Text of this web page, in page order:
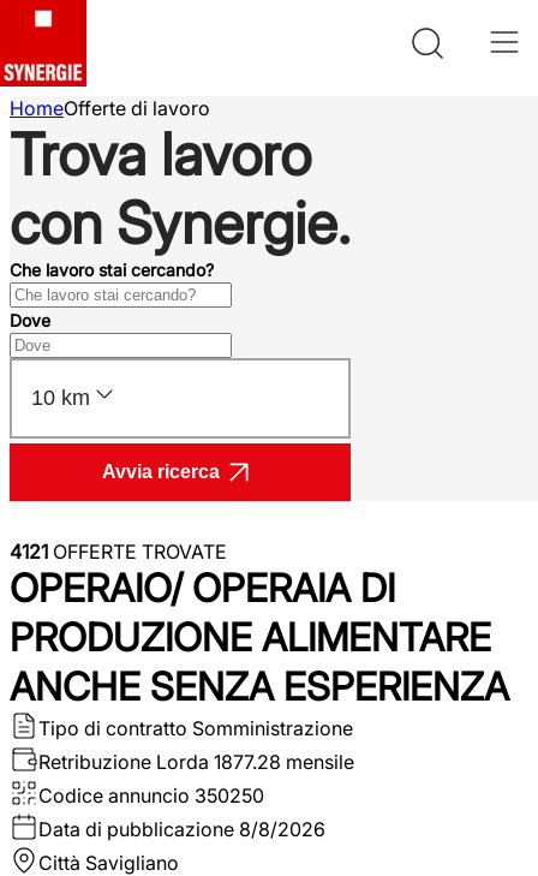
HomeOfferte di lavoro
Trova lavoro
con Synergie.
Che lavoro stai cercando?
Dove
10 km
Avvia ricerca
4121 OFFERTE TROVATE
OPERAIO/ OPERAIA DI
PRODUZIONE ALIMENTARE
ANCHE SENZA ESPERIENZA
Tipo di contratto Somministrazione
Retribuzione Lorda 1877.28 mensile
Codice annuncio 350250
Data di pubblicazione 8/8/2026
Città Savigliano